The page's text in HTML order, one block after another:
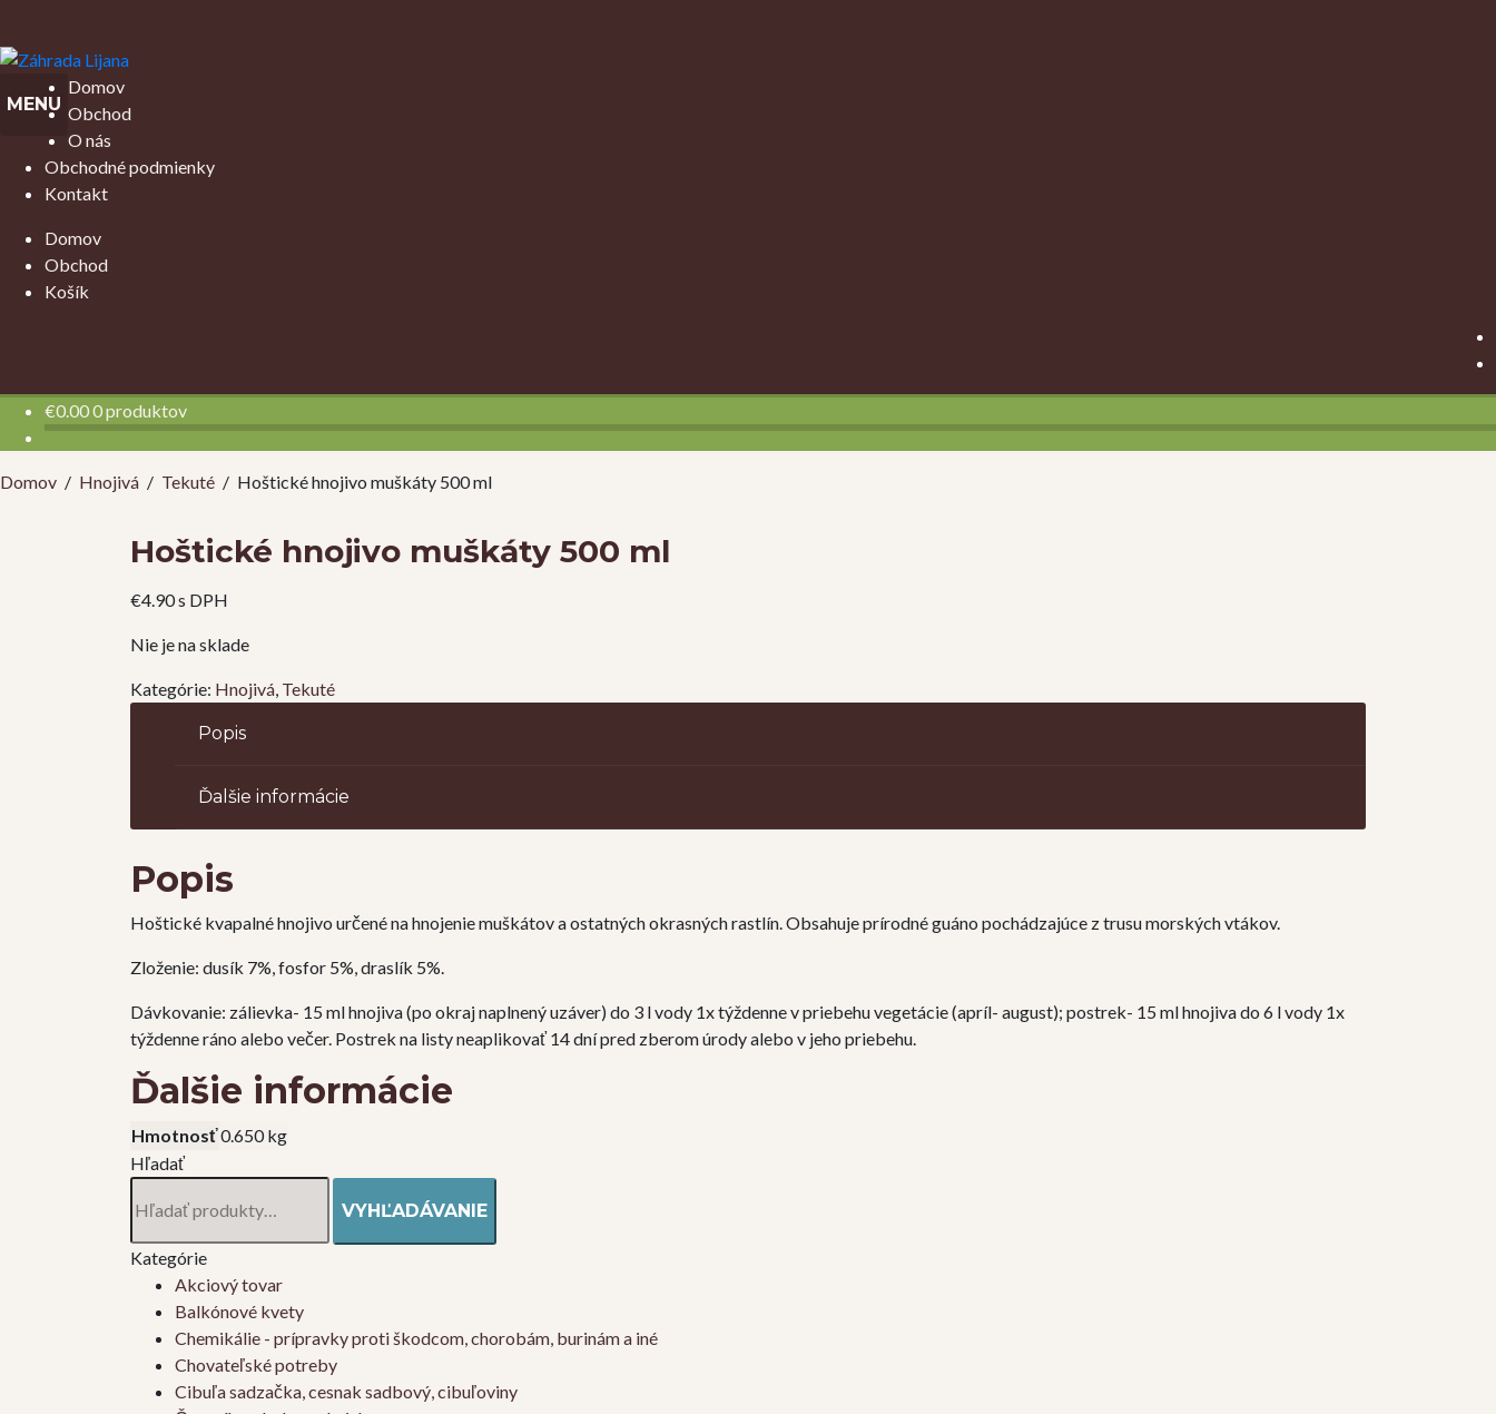
Preskočiť
navigáciu
Preskočiť
obsah
MENU
Domov
Obchod
O nás
Obchodné podmienky
Kontakt
Domov
Obchod
Košík
€0.000 produktov
Domov / Hnojivá / Tekuté / Hoštické hnojivo muškáty 500 ml
Hoštické hnojivo muškáty 500 ml
€4.90s DPH
Nie je na sklade
Kategórie: Hnojivá, Tekuté
Popis
Ďalšie informácie
Popis
Hoštické kvapalné hnojivo určené na hnojenie muškátov a ostatných okrasných rastlín. Obsahuje prírodné guáno pochádzajúce z trusu morských vtákov.
Zloženie: dusík 7%, fosfor 5%, draslík 5%.
Dávkovanie: zálievka- 15 ml hnojiva (po okraj naplnený uzáver) do 3 l vody 1x týždenne v priebehu vegetácie (apríl- august); postrek- 15 ml hnojiva do 6 l vody 1x
týždenne ráno alebo večer. Postrek na listy neaplikovať 14 dní pred zberom úrody alebo v jeho priebehu.
Ďalšie informácie
Hmotnosť0.650 kg
Hľadať
VYHĽADÁVANIE
Kategórie
Akciový tovar
Balkónové kvety
Chemikálie - prípravky proti škodcom, chorobám, burinám a iné
Chovateľské potreby
Cibuľa sadzačka, cesnak sadbový, cibuľoviny